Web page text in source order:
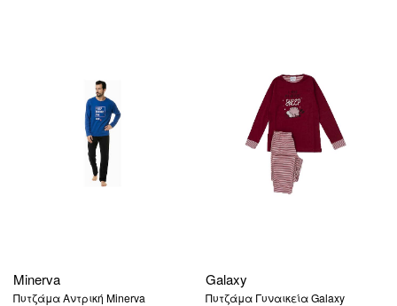
Minerva
Πυτζάμα Αντρική Μinerva
Galaxy
Πυτζάμα Γυναικεία Galaxy